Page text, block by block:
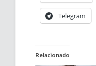
Telegram
Relacionado